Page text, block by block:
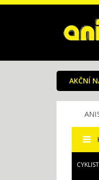
AKČNÍ